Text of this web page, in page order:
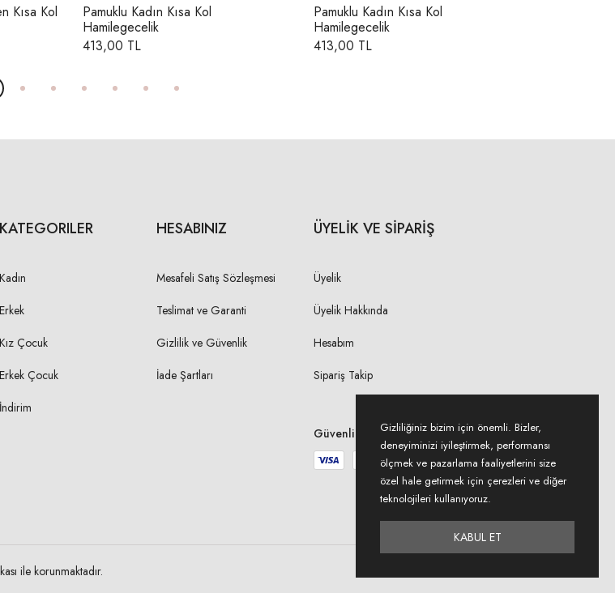
Kısa Kol
Pamuklu Kadın Kısa Kol
Hamilegecelik
413,00 TL
Pamuklu Kadın Kısa Kol
Hamilegecelik
413,00 TL
KATEGORILER
Kadın
Erkek
Kız Çocuk
Erkek Çocuk
İndirim
HESABINIZ
Mesafeli Satış Sözleşmesi
Teslimat ve Garanti
Gizlilik ve Güvenlik
İade Şartları
ÜYELİK VE SİPARİŞ
Üyelik
Üyelik Hakkında
Hesabım
Sipariş Takip
Güvenli Ödeme
ile korunmaktadır.
Gizliliğiniz bizim için önemli. Bizler,
deneyiminizi iyileştirmek, performansı
ölçmek ve pazarlama faaliyetlerini size
özel hale getirmek için çerezleri ve diğer
teknolojileri kullanıyoruz.
KABUL ET